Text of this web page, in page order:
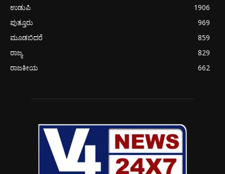
ಉಡುಪಿ
1906
ಪುತ್ತೂರು
969
ಮೂಡಬಿದರೆ
859
ರಾಜ್ಯ
829
ರಾಜಕೀಯ
662